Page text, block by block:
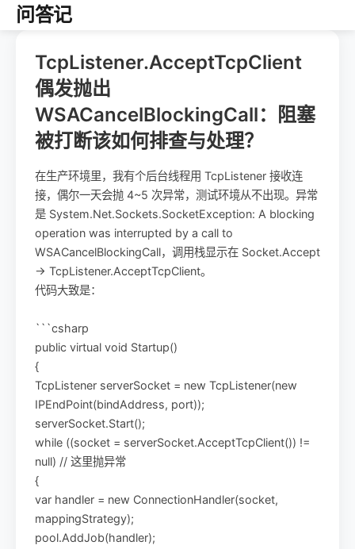
问答记
TcpListener.AcceptTcpClient
偶发抛出
WSACancelBlockingCall：阻塞
被打断该如何排查与处理？
在生产环境里，我有个后台线程用 TcpListener 接收连
接，偶尔一天会抛 4~5 次异常，测试环境从不出现。异常
是 System.Net.Sockets.SocketException: A blocking
operation was interrupted by a call to
WSACancelBlockingCall，调用栈显示在 Socket.Accept
-> TcpListener.AcceptTcpClient。
代码大致是：
```csharp
public virtual void Startup()
{
TcpListener serverSocket = new TcpListener(new
IPEndPoint(bindAddress, port));
serverSocket.Start();
while ((socket = serverSocket.AcceptTcpClient()) !=
null) // 这里抛异常
{
var handler = new ConnectionHandler(socket,
mappingStrategy);
pool.AddJob(handler);